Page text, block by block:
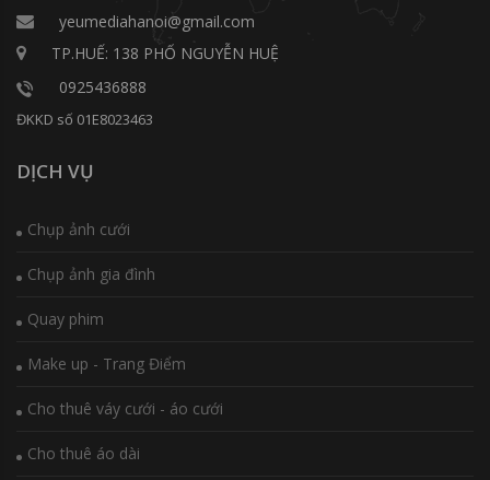
yeumediahanoi@gmail.com
TP.HUẾ: 138 PHỐ NGUYỄN HUỆ
0925436888
ĐKKD số 01E8023463
DỊCH VỤ
Chụp ảnh cưới
Chụp ảnh gia đình
Quay phim
Make up - Trang Điểm
Cho thuê váy cưới - áo cưới
Cho thuê áo dài